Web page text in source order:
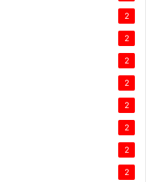
2
2
2
2
2
2
2
2